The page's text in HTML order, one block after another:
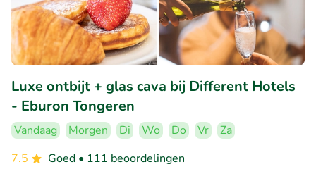
Luxe ontbijt + glas cava bij Different Hotels
- Eburon Tongeren
Vandaag Morgen Di Wo Do Vr
Za
7.5
Goed • 111 beoordelingen